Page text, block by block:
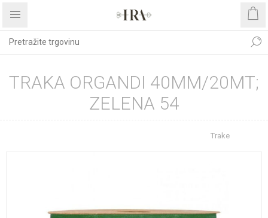
TRAKA ORGANDI 40MM/20MT;
ZELENA 54
Trake